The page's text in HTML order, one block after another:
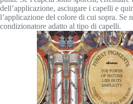
dell’applicazione, asciugare i capelli e
l’applicazione del colore di cui sopra. Se
condizionatore adatto al tipo di capelli.